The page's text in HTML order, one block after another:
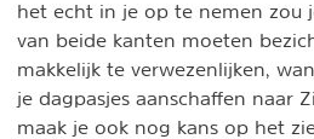
het echt in je op te nemen zou
van beide kanten moeten
makkelijk te verwezenlijken,
je dagpasjes aanschaffen naar
maak je ook nog kans op het